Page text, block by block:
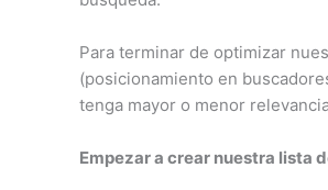
Para terminar de optimizar
(posicionamiento en
tenga mayor o menor
Empezar a crear nuestra lista